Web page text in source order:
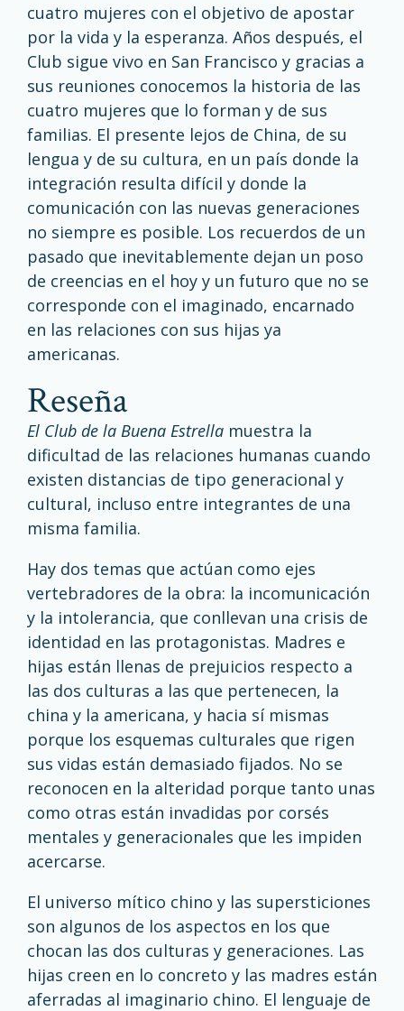
cuatro mujeres con el objetivo de apostar
por la vida y la esperanza. Años después, el
Club sigue vivo en San Francisco y gracias a
sus reuniones conocemos la historia de las
cuatro mujeres que lo forman y de sus
familias. El presente lejos de China, de su
lengua y de su cultura, en un país donde la
integración resulta difícil y donde la
comunicación con las nuevas generaciones
no siempre es posible. Los recuerdos de un
pasado que inevitablemente dejan un poso
de creencias en el hoy y un futuro que no se
corresponde con el imaginado, encarnado
en las relaciones con sus hijas ya
americanas.
reseña
El Club de la Buena Estrella muestra la
dificultad de las relaciones humanas cuando
existen distancias de tipo generacional y
cultural, incluso entre integrantes de una
misma familia.
Hay dos temas que actúan como ejes
vertebradores de la obra: la incomunicación
y la intolerancia, que conllevan una crisis de
identidad en las protagonistas. Madres e
hijas están llenas de prejuicios respecto a
las dos culturas a las que pertenecen, la
china y la americana, y hacia sí mismas
porque los esquemas culturales que rigen
sus vidas están demasiado fijados. No se
reconocen en la alteridad porque tanto unas
como otras están invadidas por corsés
mentales y generacionales que les impiden
acercarse.
El universo mítico chino y las supersticiones
son algunos de los aspectos en los que
chocan las dos culturas y generaciones. Las
hijas creen en lo concreto y las madres están
aferradas al imaginario chino. El lenguaje de